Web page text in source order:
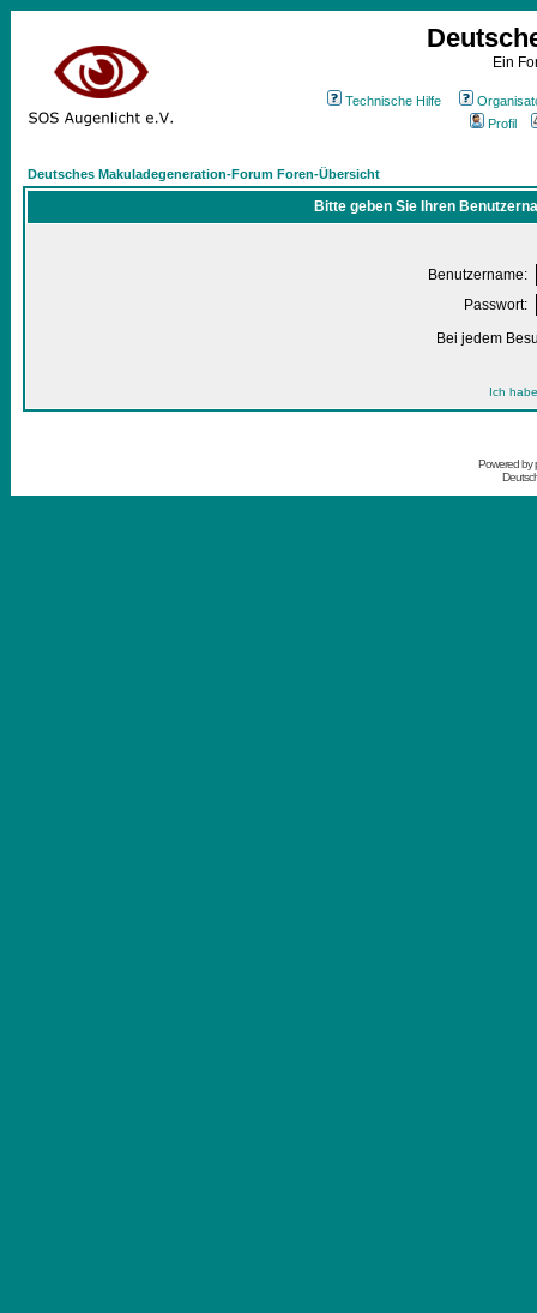
Ein
Technische Hilfe
Profil
Deutsches Makuladegeneration-Forum Foren-Übersicht
Bitte geben Sie Ihren
Benutzername:
Passwort:
Bei jedem
Ich
Powered by